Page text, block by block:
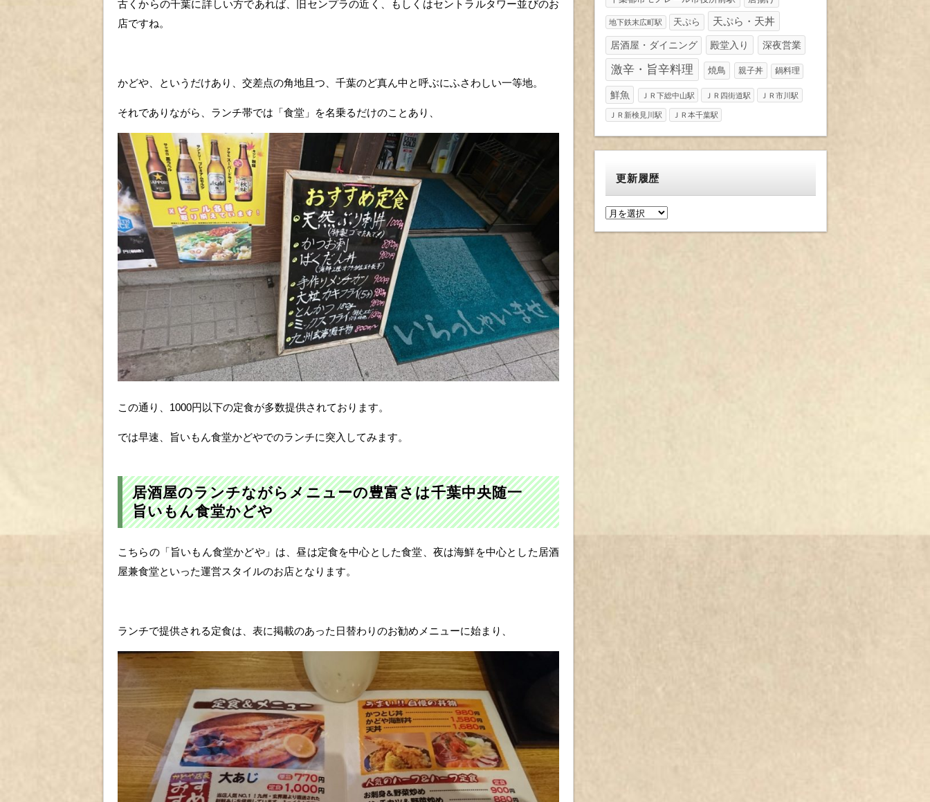
古くからの千葉に詳しい方であれば、旧センプラの近く、もしくはセントラルタワー並びのお
店ですね。
かどや、というだけあり、交差点の角地且つ、千葉のど真ん中と呼ぶにふさわしい一等地。
それでありながら、ランチ帯では「食堂」を名乗るだけのことあり、
この通り、1000円以下の定食が多数提供されております。
では早速、旨いもん食堂かどやでのランチに突入してみます。
居酒屋のランチながらメニューの豊富さは千葉中央随一
旨いもん食堂かどや
こちらの「旨いもん食堂かどや」は、昼は定食を中心とした食堂、夜は海鮮を中心とした居酒
屋兼食堂といった運営スタイルのお店となります。
ランチで提供される定食は、表に掲載のあった日替わりのお勧めメニューに始まり、
地下鉄末広町駅 天ぷら 天ぷら・天丼
居酒屋・ダイニング 殿堂入り 深夜営業
激辛・旨辛料理 焼鳥 親子丼 鍋料理
鮮魚 ＪＲ下総中山駅 ＪＲ四街道駅 ＪＲ市川駅
ＪＲ新検見川駅 ＪＲ本千葉駅
更新履歴
更